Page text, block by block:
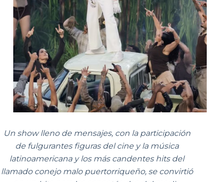
Un show lleno de mensajes, con la participación
de fulgurantes figuras del cine y la música
latinoamericana y los más candentes hits del
llamado conejo malo puertorriqueño, se convirtió